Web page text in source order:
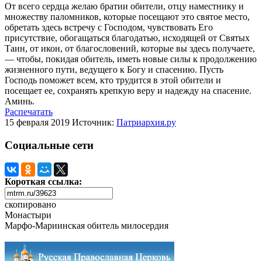
От всего сердца желаю братии обители, отцу наместнику и
множеству паломников, которые посещают это святое место,
обретать здесь встречу с Господом, чувствовать Его
присутствие, обогащаться благодатью, исходящей от Святых
Таин, от икон, от благословений, которые вы здесь получаете,
— чтобы, покидая обитель, иметь новые силы к продолжению
жизненного пути, ведущего к Богу и спасению. Пусть
Господь поможет всем, кто трудится в этой обители и
посещает ее, сохранять крепкую веру и надежду на спасение.
Аминь.
Распечатать
15 февраля 2019 Источник: Патриархия.ру
Социальные сети
Короткая ссылка:
скопировано
Монастыри
Марфо-Мариинская обитель милосердия